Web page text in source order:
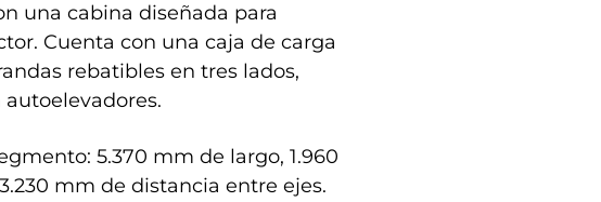
una cabina diseñada para
Cuenta con una caja de carga
rebatibles en tres lados,
5.370 mm de largo, 1.960
mm de distancia entre ejes.